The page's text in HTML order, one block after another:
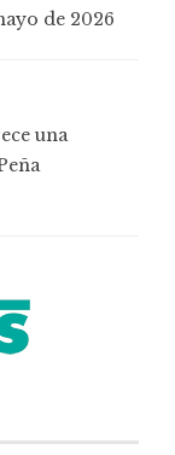
de 2026
una